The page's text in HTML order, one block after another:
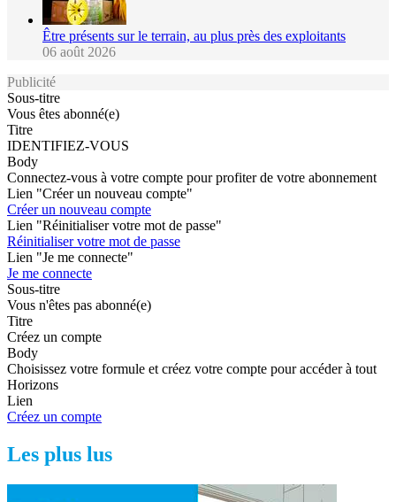
Être présents sur le terrain, au plus près des exploitants
06 août 2026
Publicité
Sous-titre
Vous êtes abonné(e)
Titre
IDENTIFIEZ-VOUS
Body
Connectez-vous à votre compte pour profiter de votre abonnement
Lien "Créer un nouveau compte"
Créer un nouveau compte
Lien "Réinitialiser votre mot de passe"
Réinitialiser votre mot de passe
Lien "Je me connecte"
Je me connecte
Sous-titre
Vous n'êtes pas abonné(e)
Titre
Créez un compte
Body
Choisissez votre formule et créez votre compte pour accéder à tout
Horizons
Lien
Créez un compte
Les plus lus